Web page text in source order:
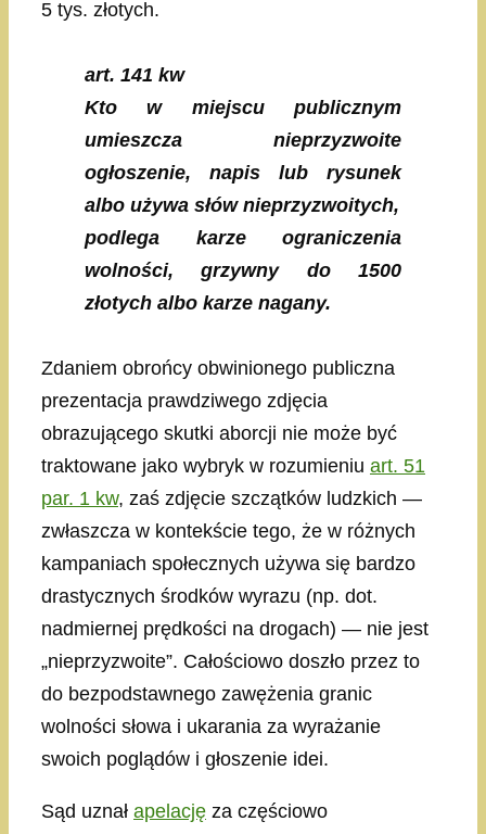
5 tys. złotych.
art. 141 kw
Kto w miejscu publicznym
umieszcza nieprzyzwoite
ogłoszenie, napis lub rysunek
albo używa słów nieprzyzwoitych,
podlega karze ograniczenia
wolności, grzywny do 1500
złotych albo karze nagany.
Zdaniem obrońcy obwinionego publiczna
prezentacja prawdziwego zdjęcia
obrazującego skutki aborcji nie może być
traktowane jako wybryk w rozumieniu art. 51
par. 1 kw, zaś zdjęcie szczątków ludzkich —
zwłaszcza w kontekście tego, że w różnych
kampaniach społecznych używa się bardzo
drastycznych środków wyrazu (np. dot.
nadmiernej prędkości na drogach) — nie jest
„nieprzyzwoite”. Całościowo doszło przez to
do bezpodstawnego zawężenia granic
wolności słowa i ukarania za wyrażanie
swoich poglądów i głoszenie idei.
Sąd uznał apelację za częściowo